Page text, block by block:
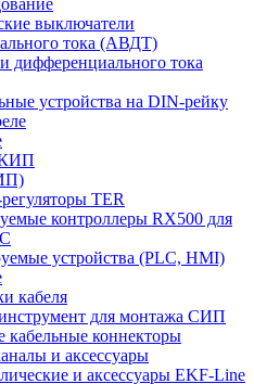
выключатели
тока (АВДТ)
дифференциального тока
устройства на DIN-рейку
КИП
TER
контроллеры RX500 для
устройства (PLC, HMI)
кабеля
для монтажа СИП
кабельные коннекторы
и аксессуары
и аксессуары EKF-Line